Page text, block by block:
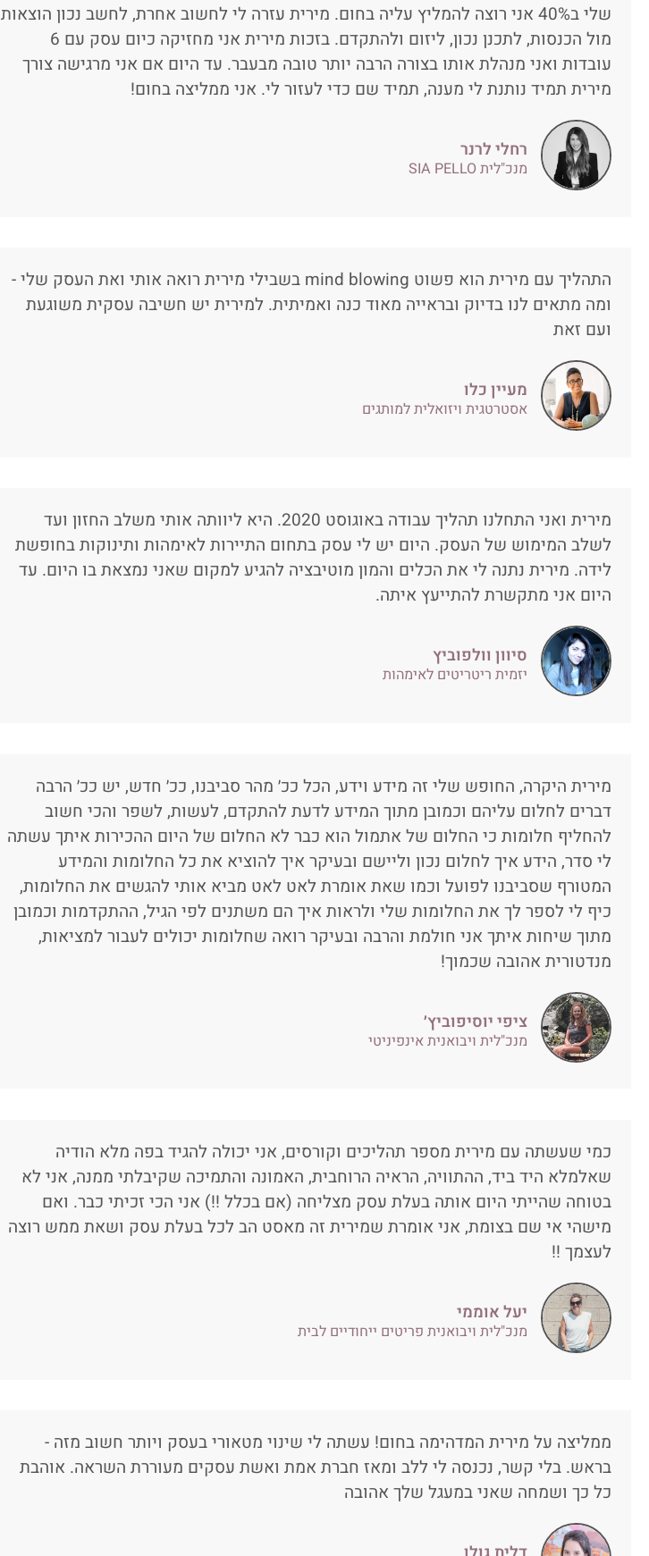
שלי ב40% אני רוצה להמליץ עליה בחום. מירית עזרה לי לחשוב אחרת, לחשב נכון הוצאות
מול הכנסות, לתכנן נכון, ליזום ולהתקדם. בזכות מירית אני מחזיקה כיום עסק עם 6
עובדות ואני מנהלת אותו בצורה הרבה יותר טובה מבעבר. עד היום אם אני מרגישה צורך
מירית תמיד נותנת לי מענה, תמיד שם כדי לעזור לי. אני ממליצה בחום!
רחלי לרנר
מנכ"לית SIA PELLO
התהליך עם מירית הוא פשוט mind blowing בשבילי מירית רואה אותי ואת העסק שלי -
ומה מתאים לנו בדיוק ובראייה מאוד כנה ואמיתית. למירית יש חשיבה עסקית משוגעת
ועם זאת
מעיין כלו
אסטרטגית ויזואלית למותגים
מירית ואני התחלנו תהליך עבודה באוגוסט 2020. היא ליוותה אותי משלב החזון ועד
לשלב המימוש של העסק. היום יש לי עסק בתחום התיירות לאימהות ותינוקות בחופשת
לידה. מירית נתנה לי את הכלים והמון מוטיבציה להגיע למקום שאני נמצאת בו היום. עד
היום אני מתקשרת להתייעץ איתה.
סיוון וולפוביץ
יזמית ריטריטים לאימהות
מירית היקרה, החופש שלי זה מידע וידע, הכל ככ׳ מהר סביבנו, ככ׳ חדש, יש ככ׳ הרבה
דברים לחלום עליהם וכמובן מתוך המידע לדעת להתקדם, לעשות, לשפר והכי חשוב
להחליף חלומות כי החלום של אתמול הוא כבר לא החלום של היום ההכירות איתך עשתה
לי סדר, הידע איך לחלום נכון וליישם ובעיקר איך להוציא את כל החלומות והמידע
המטורף שסביבנו לפועל וכמו שאת אומרת לאט לאט מביא אותי להגשים את החלומות,
כיף לי לספר לך את החלומות שלי ולראות איך הם משתנים לפי הגיל, ההתקדמות וכמובן
מתוך שיחות איתך אני חולמת והרבה ובעיקר רואה שחלומות יכולים לעבור למציאות,
מנדטורית אהובה שכמוך!
ציפי יוסיפוביץ׳
מנכ"לית ויבואנית אינפיניטי
כמי שעשתה עם מירית מספר תהליכים וקורסים, אני יכולה להגיד בפה מלא הודיה
שאלמלא היד ביד, ההתוויה, הראיה הרוחבית, האמונה והתמיכה שקיבלתי ממנה, אני לא
בטוחה שהייתי היום אותה בעלת עסק מצליחה (אם בכלל !!) אני הכי זכיתי כבר. ואם
מישהי אי שם בצומת, אני אומרת שמירית זה מאסט הב לכל בעלת עסק ושאת ממש רוצה
לעצמך !!
יעל אוממי
מנכ"לית ויבואנית פריטים ייחודיים לבית
ממליצה על מירית המדהימה בחום! עשתה לי שינוי מטאורי בעסק ויותר חשוב מזה -
בראש. בלי קשר, נכנסה לי ללב ומאז חברת אמת ואשת עסקים מעוררת השראה. אוהבת
כל כך ושמחה שאני במעגל שלך אהובה